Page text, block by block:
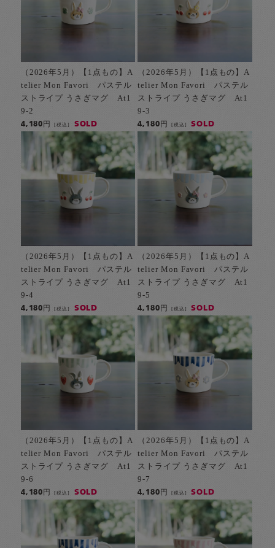
（2026年5月）【1点もの】A
telier Mon Favori パステル
ストライプ うさぎマグ At1
9-2
4,180円[税込] SOLD
（2026年5月）【1点もの】A
telier Mon Favori パステル
ストライプ うさぎマグ At1
9-3
4,180円 [税込] SOLD
（2026年5月）【1点もの】A
telier Mon Favori パステル
ストライプ うさぎマグ At1
9-4
4,180円[税込] SOLD
（2026年5月）【1点もの】A
telier Mon Favori パステル
ストライプ うさぎマグ At1
9-5
4,180円 [税込] SOLD
（2026年5月）【1点もの】A
telier Mon Favori パステル
ストライプ うさぎマグ At1
9-6
4,180円[税込] SOLD
（2026年5月）【1点もの】A
telier Mon Favori パステル
ストライプ うさぎマグ At1
9-7
4,180円 [税込] SOLD